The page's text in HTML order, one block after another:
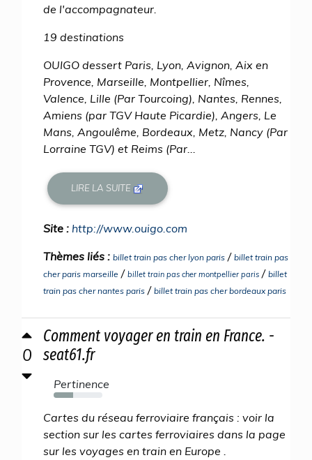
de l'accompagnateur.
19 destinations
OUIGO dessert Paris, Lyon, Avignon, Aix en
Provence, Marseille, Montpellier, Nîmes,
Valence, Lille (Par Tourcoing), Nantes, Rennes,
Amiens (par TGV Haute Picardie), Angers, Le
Mans, Angoulême, Bordeaux, Metz, Nancy (Par
Lorraine TGV) et Reims (Par...
LIRE LA SUITE
Site : http://www.ouigo.com
Thèmes liés : billet train pas cher lyon paris / billet train pas
cher paris marseille / billet train pas cher montpellier paris / billet
train pas cher nantes paris / billet train pas cher bordeaux paris
0
Comment voyager en train en France. -
seat61.fr
Pertinence
40%
Cartes du réseau ferroviaire français : voir la
section sur les cartes ferroviaires dans la page
sur les voyages en train en Europe .